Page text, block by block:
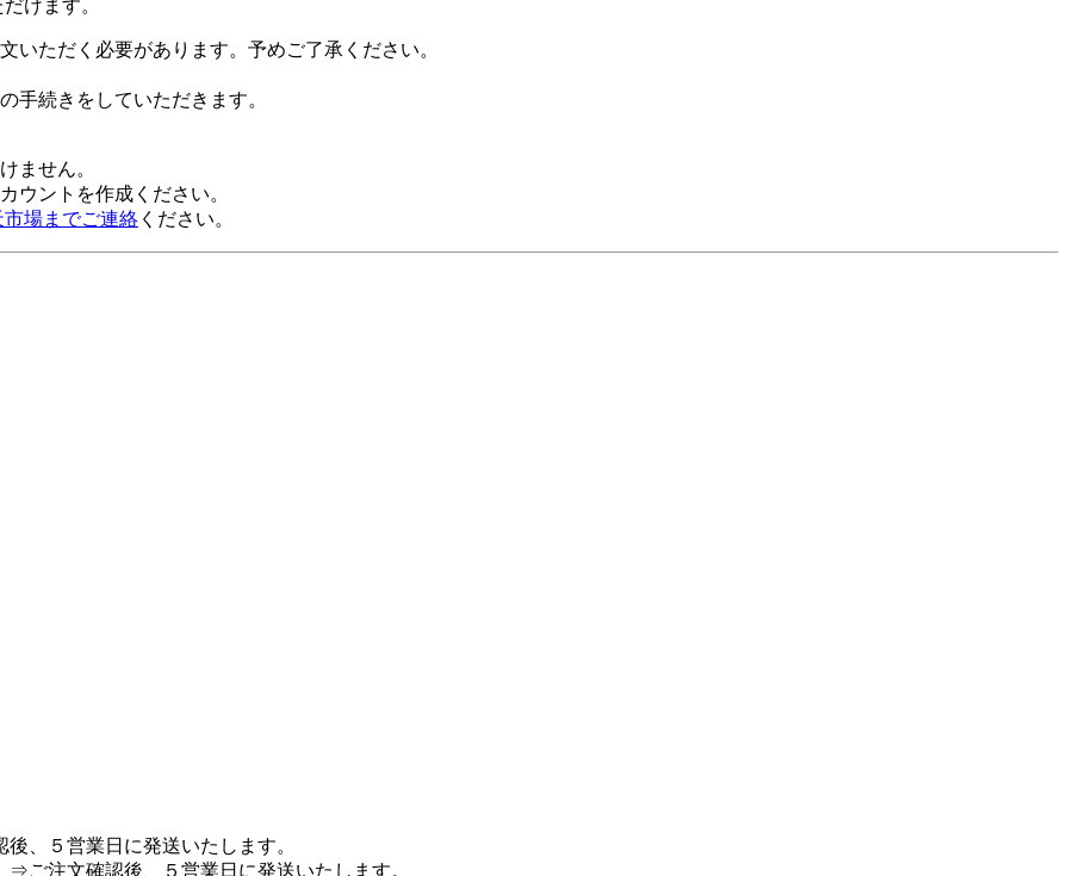
けます。
いただく必要があります。予めご了承ください。
手続きをしていただきます。
ません。
ウントを作成ください。
市場までご連絡 ください。
、５営業日に発送いたします。
ご注文確認後、５営業日に発送いたします。